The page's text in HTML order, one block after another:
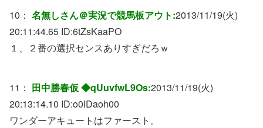
10： 名無しさん＠実況で競馬板アウト:2013/11/19(火)
20:11:44.65 ID:6tZsKaaPO
１、２番の選択センスありすぎだろｗ
11： 田中勝春仮 ◆qUuvfwL9Os:2013/11/19(火)
20:13:14.10 ID:o0lDaoh00
ワンダーアキュートはファースト。